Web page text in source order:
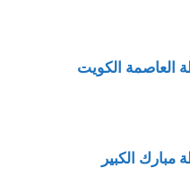
العاصمة الكويت
الكبير